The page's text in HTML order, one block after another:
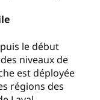
le début
niveaux de
est déployée
régions des